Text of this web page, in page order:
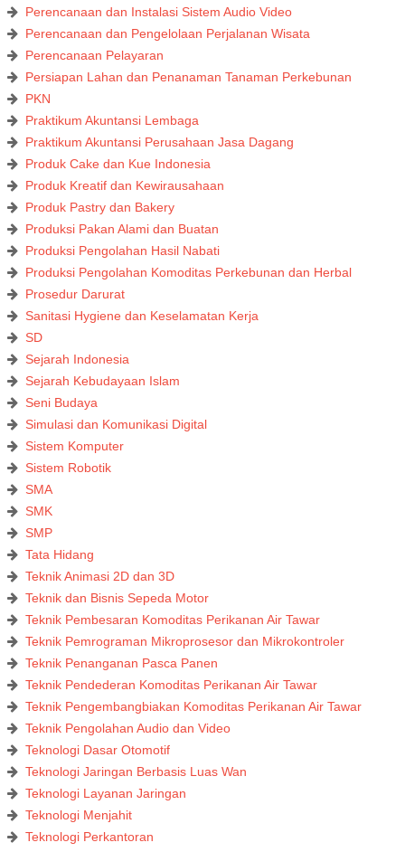
Perencanaan dan Instalasi Sistem Audio Video
Perencanaan dan Pengelolaan Perjalanan Wisata
Perencanaan Pelayaran
Persiapan Lahan dan Penanaman Tanaman Perkebunan
PKN
Praktikum Akuntansi Lembaga
Praktikum Akuntansi Perusahaan Jasa Dagang
Produk Cake dan Kue Indonesia
Produk Kreatif dan Kewirausahaan
Produk Pastry dan Bakery
Produksi Pakan Alami dan Buatan
Produksi Pengolahan Hasil Nabati
Produksi Pengolahan Komoditas Perkebunan dan Herbal
Prosedur Darurat
Sanitasi Hygiene dan Keselamatan Kerja
SD
Sejarah Indonesia
Sejarah Kebudayaan Islam
Seni Budaya
Simulasi dan Komunikasi Digital
Sistem Komputer
Sistem Robotik
SMA
SMK
SMP
Tata Hidang
Teknik Animasi 2D dan 3D
Teknik dan Bisnis Sepeda Motor
Teknik Pembesaran Komoditas Perikanan Air Tawar
Teknik Pemrograman Mikroprosesor dan Mikrokontroler
Teknik Penanganan Pasca Panen
Teknik Pendederan Komoditas Perikanan Air Tawar
Teknik Pengembangbiakan Komoditas Perikanan Air Tawar
Teknik Pengolahan Audio dan Video
Teknologi Dasar Otomotif
Teknologi Jaringan Berbasis Luas Wan
Teknologi Layanan Jaringan
Teknologi Menjahit
Teknologi Perkantoran